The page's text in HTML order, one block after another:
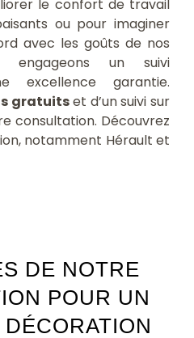
le confort de travail
ou pour imaginer
avec les goûts de nos
engageons un suivi
excellence garantie.
gratuitset d’un suivi sur
consultation. Découvrez
notamment Hérault et
DE NOTRE
POUR UN